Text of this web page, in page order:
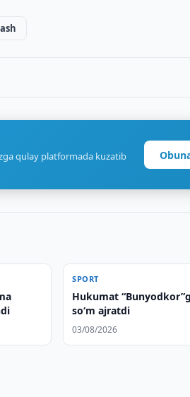
qulay platformada kuzatib
SPORT
Hukumat
so‘m ajratdi
03/08/2026